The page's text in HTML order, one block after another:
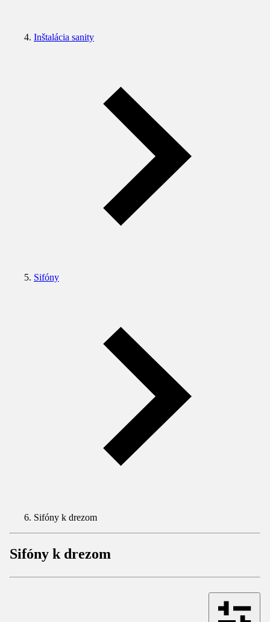
Inštalácia sanity
Sifóny
Sifóny k drezom
Sifóny k drezom